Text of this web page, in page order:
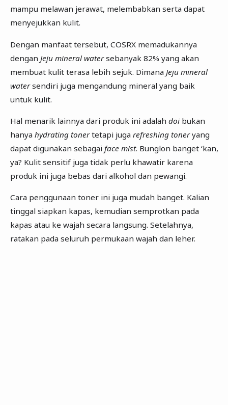
mampu melawan jerawat, melembabkan serta dapat
menyejukkan kulit.
Dengan manfaat tersebut, COSRX memadukannya
dengan Jeju mineral watersebanyak 82% yang akan
membuat kulit terasa lebih sejuk. Dimana Jeju mineral
watersendiri juga mengandung mineral yang baik
untuk kulit.
Hal menarik lainnya dari produk ini adalah doibukan
hanya hydrating tonertetapi juga refreshing toneryang
dapat digunakan sebagai face mist. Bunglon banget ‘kan,
ya? Kulit sensitif juga tidak perlu khawatir karena
produk ini juga bebas dari alkohol dan pewangi.
Cara penggunaan toner ini juga mudah banget. Kalian
tinggal siapkan kapas, kemudian semprotkan pada
kapas atau ke wajah secara langsung. Setelahnya,
ratakan pada seluruh permukaan wajah dan leher.